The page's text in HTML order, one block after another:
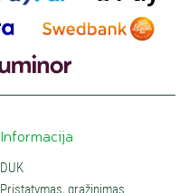
Informacija
DUK
Pristatymas, grąžinimas